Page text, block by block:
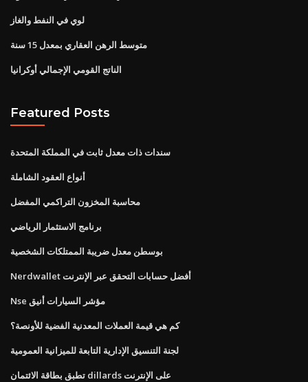
لوي في النفط والغاز
متوسط ​​الرهن العقاري بمعدل 15 سنة
الناتج القومي الإجمالي أوكرانيا
Featured Posts
سندات ذات معدل ثابت في المملكة المتحدة
أنواع العقود الشاملة
محاسبة المخزون التراكمي المفضل
برنامج الاستثمار الرياضي
بوسطن معدل ضريبة الممتلكات الشخصية
Nerdwallet أفضل حسابات التحقق عبر الإنترنت
Nse مؤشر السيارات أنيق
كم هي قيمة العملات المعدنية الفضية للأونصة؟
لجنة التنسيق الإدارية التابعة للميزانية العمومية
تطبق بطاقة الائتمان dillards على الإنترنت